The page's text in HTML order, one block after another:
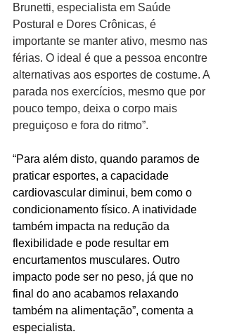
Brunetti, especialista em Saúde
Postural e Dores Crônicas, é
importante se manter ativo, mesmo nas
férias. O ideal é que a pessoa encontre
alternativas aos esportes de costume. A
parada nos exercícios, mesmo que por
pouco tempo, deixa o corpo mais
preguiçoso e fora do ritmo”.
“Para além disto, quando paramos de
praticar esportes, a capacidade
cardiovascular diminui, bem como o
condicionamento físico. A inatividade
também impacta na redução da
flexibilidade e pode resultar em
encurtamentos musculares. Outro
impacto pode ser no peso, já que no
final do ano acabamos relaxando
também na alimentação”, comenta a
especialista.